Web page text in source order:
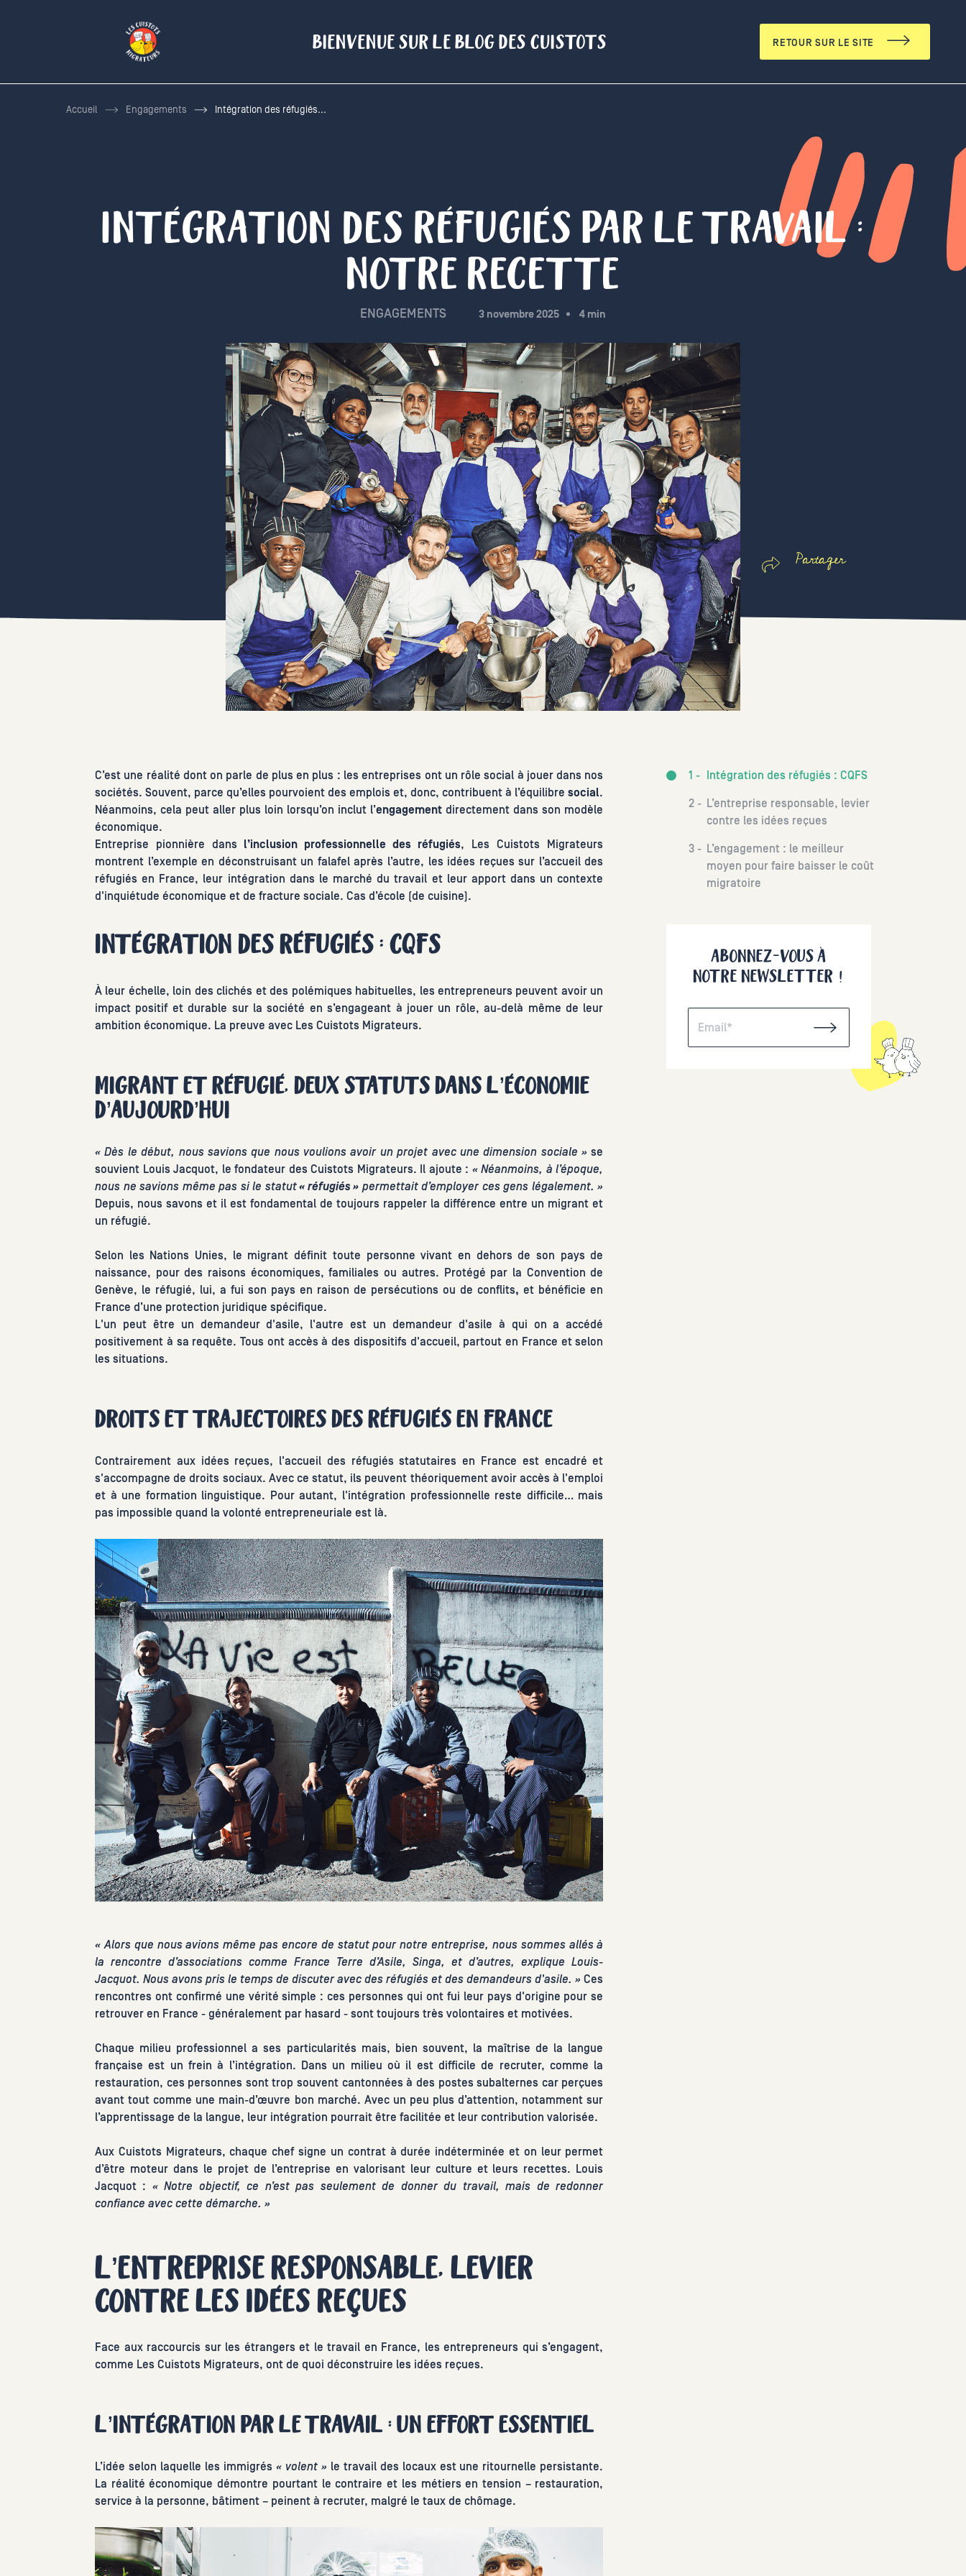
BIENVENUE SUR LE BLOG DES CUISTOTS RETOUR SUR LE SITE
Accueil Engagements Intégration des réfugiés...
INTÉGRATION DES RÉFUGIÉS PAR LE TRAVAIL :
NOTRE RECETTE
ENGAGEMENTS 3 novembre 2025 4 min
Partager
C’est une réalité dont on parle de plus en plus : les entreprises ont un rôle social à jouer dans nos
sociétés. Souvent, parce qu’elles pourvoient des emplois et, donc, contribuent à l’équilibresocial.
Néanmoins, cela peut aller plus loin lorsqu’on inclut l’engagement directement dans son modèle
économique.
Entreprise pionnière dans l’inclusion professionnelle des réfugiés, Les Cuistots Migrateurs
montrent l’exemple en déconstruisant un falafel après l’autre, les idées reçues sur l’accueil des
réfugiés en France, leur intégration dans le marché du travail et leur apport dans un contexte
d'inquiétude économique et de fracture sociale. Cas d’école (de cuisine).
INTÉGRATION DES RÉFUGIÉS : CQFS
À leur échelle, loin des clichés et des polémiques habituelles, les entrepreneurs peuvent avoir un
impact positif et durable sur la société en s’engageant à jouer un rôle, au-delà même de leur
ambition économique. La preuve avec Les Cuistots Migrateurs.
MIGRANT ET RÉFUGIÉ, DEUX STATUTS DANS L’ÉCONOMIE
D’AUJOURD’HUI
« Dès le début, nous savions que nous voulions avoir un projet avec une dimension sociale »se
souvient Louis Jacquot, le fondateur des Cuistots Migrateurs. Il ajoute : « Néanmoins, à l’époque,
nous ne savions même pas si le statut« réfugiés » permettait d’employer ces gens légalement. »
Depuis, nous savons et il est fondamental de toujours rappeler la différence entre un migrant et
un réfugié.
Selon les Nations Unies, le migrant définit toute personne vivant en dehors de son pays de
naissance, pour des raisons économiques, familiales ou autres. Protégé par la Convention de
Genève, le réfugié, lui, a fui son pays en raison de persécutions ou de conflits, et bénéficie en
France d’une protection juridique spécifique.
L'un peut être un demandeur d'asile, l'autre est un demandeur d'asile à qui on a accédé
positivement à sa requête. Tous ont accès à des dispositifs d'accueil, partout en France et selon
les situations.
DROITS ET TRAJECTOIRES DES RÉFUGIÉS EN FRANCE
Contrairement aux idées reçues, l'accueil des réfugiés statutaires en France est encadré et
s'accompagne de droits sociaux. Avec ce statut, ils peuvent théoriquement avoir accès à l'emploi
et à une formation linguistique. Pour autant, l'intégration professionnelle reste difficile… mais
pas impossible quand la volonté entrepreneuriale est là.
« Alors que nous avions même pas encore de statut pour notre entreprise, nous sommes allés à
la rencontre d’associations comme France Terre d’Asile, Singa, et d’autres, explique Louis-
Jacquot. Nous avons pris le temps de discuter avec des réfugiés et des demandeurs d'asile. »Ces
rencontres ont confirmé une vérité simple : ces personnes qui ont fui leur pays d'origine pour se
retrouver en France - généralement par hasard - sont toujours très volontaires et motivées.
Chaque milieu professionnel a ses particularités mais, bien souvent, la maîtrise de la langue
française est un frein à l’intégration. Dans un milieu où il est difficile de recruter, comme la
restauration, ces personnes sont trop souvent cantonnées à des postes subalternes car perçues
avant tout comme une main-d’œuvre bon marché. Avec un peu plus d’attention, notamment sur
l’apprentissage de la langue, leur intégration pourrait être facilitée et leur contribution valorisée.
Aux Cuistots Migrateurs, chaque chef signe un contrat à durée indéterminée et on leur permet
d’être moteur dans le projet de l’entreprise en valorisant leur culture et leurs recettes. Louis
Jacquot : « Notre objectif, ce n’est pas seulement de donner du travail, mais de redonner
confiance avec cette démarche. »
L’ENTREPRISE RESPONSABLE, LEVIER
CONTRE LES IDÉES REÇUES
Face aux raccourcis sur les étrangers et le travail en France, les entrepreneurs qui s’engagent,
comme Les Cuistots Migrateurs, ont de quoi déconstruire les idées reçues.
L’INTÉGRATION PAR LE TRAVAIL : UN EFFORT ESSENTIEL
L’idée selon laquelle les immigrés « volent » le travail des locaux est une ritournelle persistante.
La réalité économique démontre pourtant le contraire et les métiers en tension – restauration,
service à la personne, bâtiment – peinent à recruter, malgré le taux de chômage.
Intégration des réfugiés : CQFS
L’entreprise responsable, levier
contre les idées reçues
L’engagement : le meilleur
moyen pour faire baisser le coût
migratoire
ABONNEZ-VOUS À
NOTRE NEWSLETTER !